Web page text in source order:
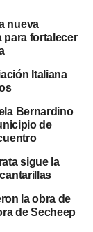
cámara
aclaró que, si
cimientos
etapa.
nueva
para fortalecer
Italiana
Bernardino
de
sigue la
la obra de
de Secheep